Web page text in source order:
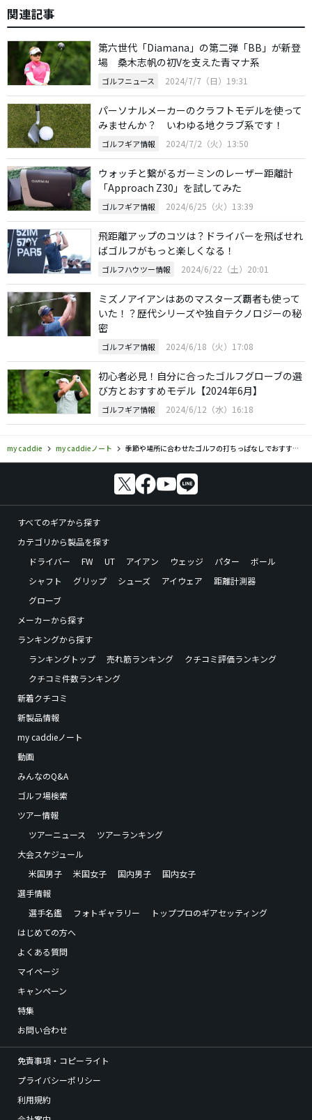
関連記事
第六世代「Diamana」の第二弾「BB」が新登
場 桑木志帆の初Vを支えた青マナ系
ゴルフニュース 2024/7/7（日）19:31
パーソナルメーカーのクラフトモデルを使って
みませんか？ いわゆる地クラブ系です！
ゴルフギア情報 2024/7/2（火）13:50
ウォッチと繋がるガーミンのレーザー距離計
「Approach Z30」を試してみた
ゴルフギア情報 2024/6/25（火）13:39
飛距離アップのコツは？ドライバーを飛ばせれ
ばゴルフがもっと楽しくなる！
ゴルフハウツー情報 2024/6/22（土）20:01
ミズノアイアンはあのマスターズ覇者も使って
いた！？歴代シリーズや独自テクノロジーの秘
密
ゴルフギア情報 2024/6/18（火）17:08
初心者必見！自分に合ったゴルフグローブの選
び方とおすすめモデル【2024年6月】
ゴルフギア情報 2024/6/12（水）16:18
my caddie my caddieノート 季節や場所に合わせたゴルフの打ちっぱなしでおすすめ服装とは？
すべてのギアから探す
カテゴリから製品を探す
ドライバー
FW UT アイアン ウェッジ パター
ボール
シャフト
グリップ シューズ アイウェア
距離計測器
グローブ
メーカーから探す
ランキングから探す
ランキングトップ
売れ筋ランキング
クチコミ評価ランキング
クチコミ件数ランキング
新着クチコミ
新製品情報
my caddieノート
動画
みんなのQ&A
ゴルフ場検索
ツアー情報
ツアーニュース
ツアーランキング
大会スケジュール
米国男子
米国女子 国内男子
国内女子
選手情報
選手名鑑
フォトギャラリー
トッププロのギアセッティング
はじめての方へ
よくある質問
マイページ
キャンペーン
特集
お問い合わせ
免責事項・コピーライト
プライバシーポリシー
利用規約